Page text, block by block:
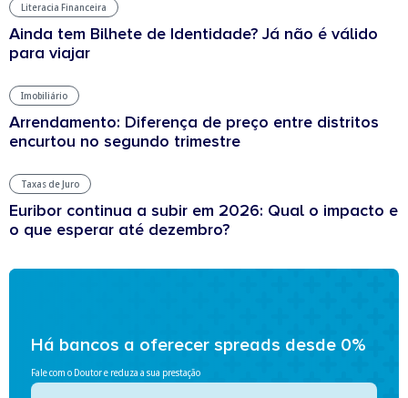
Literacia Financeira
Ainda tem Bilhete de Identidade? Já não é válido
para viajar
Imobiliário
Arrendamento: Diferença de preço entre distritos
encurtou no segundo trimestre
Taxas de Juro
Euribor continua a subir em 2026: Qual o impacto e
o que esperar até dezembro?
Há bancos a oferecer spreads desde 0%
Fale com o Doutor e reduza a sua prestação